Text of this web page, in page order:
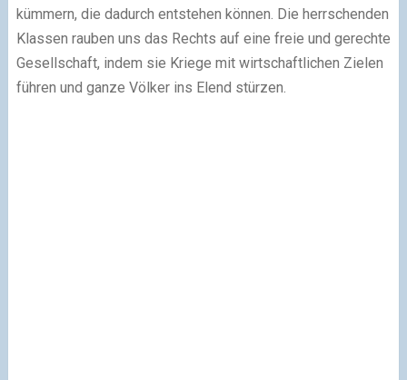
kümmern, die dadurch entstehen können. Die herrschenden
Klassen rauben uns das Rechts auf eine freie und gerechte
Gesellschaft, indem sie Kriege mit wirtschaftlichen Zielen
führen und ganze Völker ins Elend stürzen.